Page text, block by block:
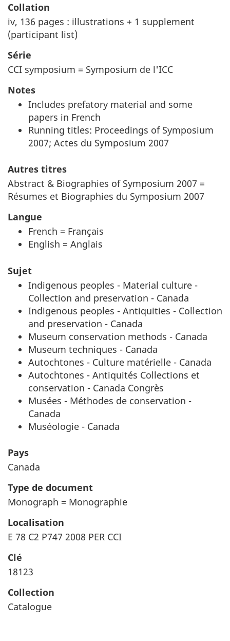
Collation
iv, 136 pages : illustrations + 1 supplement
(participant list)
Série
CCI symposium = Symposium de l'ICC
Notes
Includes prefatory material and some
papers in French
Running titles: Proceedings of Symposium
2007; Actes du Symposium 2007
Autres titres
Abstract & Biographies of Symposium 2007 =
Résumes et Biographies du Symposium 2007
Langue
French = Français
English = Anglais
Sujet
Indigenous peoples - Material culture -
Collection and preservation - Canada
Indigenous peoples - Antiquities - Collection
and preservation - Canada
Museum conservation methods - Canada
Museum techniques - Canada
Autochtones - Culture matérielle - Canada
Autochtones - Antiquités Collections et
conservation - Canada Congrès
Musées - Méthodes de conservation -
Canada
Muséologie - Canada
Pays
Canada
Type de document
Monograph = Monographie
Localisation
E 78 C2 P747 2008 PER CCI
Clé
18123
Collection
Catalogue